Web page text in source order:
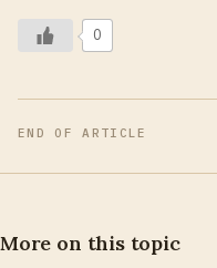
0
END OF ARTICLE
More on this topic